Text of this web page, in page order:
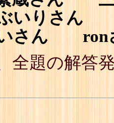
りさん
さん ron
全題の解答